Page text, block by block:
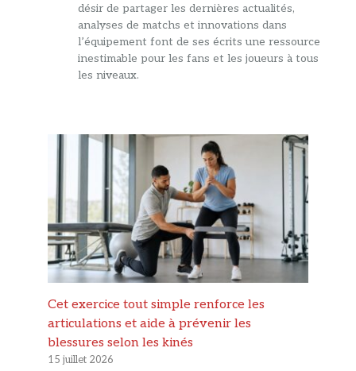
désir de partager les dernières actualités,
analyses de matchs et innovations dans
l’équipement font de ses écrits une ressource
inestimable pour les fans et les joueurs à tous
les niveaux.
Cet exercice tout simple renforce les
articulations et aide à prévenir les
blessures selon les kinés
15 juillet 2026